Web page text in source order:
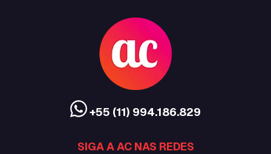
+55 (11) 994.186.829
SIGA A AC NAS REDES